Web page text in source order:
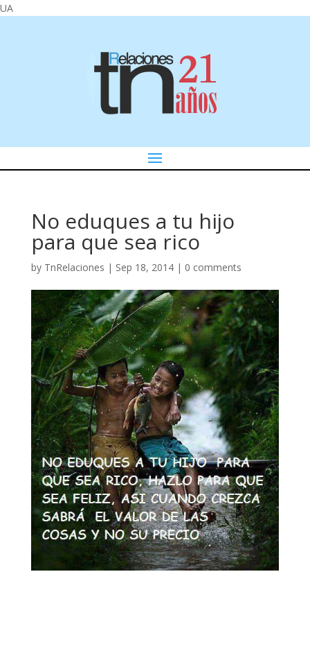
UA
No eduques a tu hijo
para que sea rico
by TnRelaciones | Sep 18, 2014| 0 comments